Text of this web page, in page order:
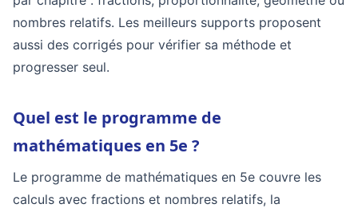
nombres relatifs. Les meilleurs supports proposent
aussi des corrigés pour vérifier sa méthode et
progresser seul.
Quel est le programme de
mathématiques en 5e ?
Le programme de mathématiques en 5e couvre les
calculs avec fractions et nombres relatifs, la